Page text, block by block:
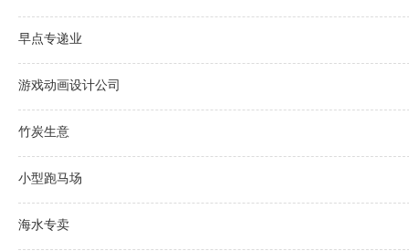
早点专递业
游戏动画设计公司
竹炭生意
小型跑马场
海水专卖